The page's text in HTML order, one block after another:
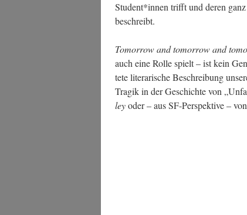
Student*innen trifft und deren
beschreibt.
Tomor­row and tomor­row and
auch eine Rol­le spielt – ist kein
te­te lite­ra­ri­sche Beschrei­bung
Tra­gik in der Geschich­te von
leyoder – aus SF-Per­spek­ti­ve –